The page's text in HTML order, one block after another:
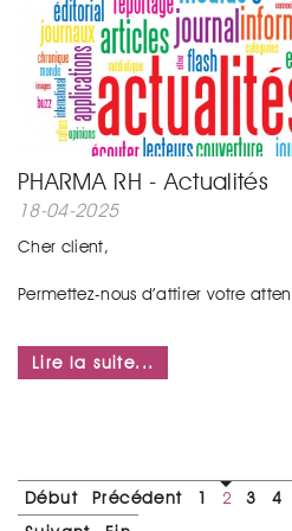
PHARMA RH - Actualités
18-04-2025
Cher client,
Permettez-nous d’attirer votre
Lire la suite...
Début Précédent 1 2 3 4